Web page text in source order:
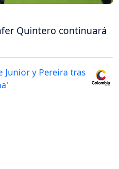
Quintero continuará